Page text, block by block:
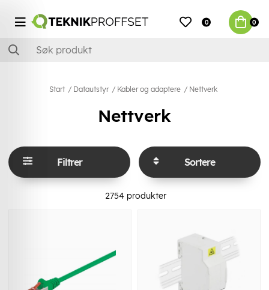
0 0
Start Datautstyr Kabler og adaptere Nettverk
Nettverk
Filtrer Sortere
2754 produkter